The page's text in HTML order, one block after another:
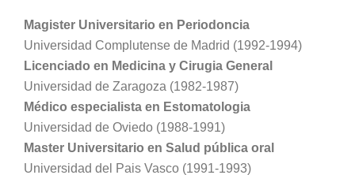
Magister Universitario en Periodoncia
Universidad Complutense de Madrid (1992-1994)
Licenciado en Medicina y Cirugia General
Universidad de Zaragoza (1982-1987)
Médico especialista en Estomatologia
Universidad de Oviedo (1988-1991)
Master Universitario en Salud pública oral
Universidad del Pais Vasco (1991-1993)